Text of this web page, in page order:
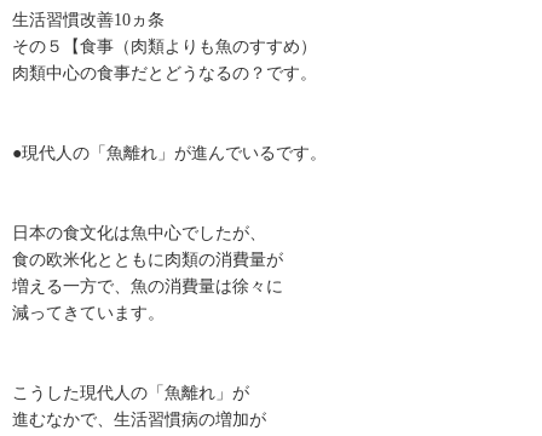
生活習慣改善10ヵ条
その５【食事（肉類よりも魚のすすめ）
肉類中心の食事だとどうなるの？です。
●現代人の「魚離れ」が進んでいるです。
日本の食文化は魚中心でしたが、
食の欧米化とともに肉類の消費量が
増える一方で、魚の消費量は徐々に
減ってきています。
こうした現代人の「魚離れ」が
進むなかで、生活習慣病の増加が